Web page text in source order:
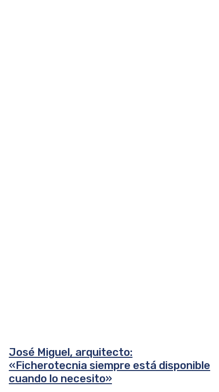
José Miguel, arquitecto:
«Ficherotecnia siempre está disponible
cuando lo necesito»